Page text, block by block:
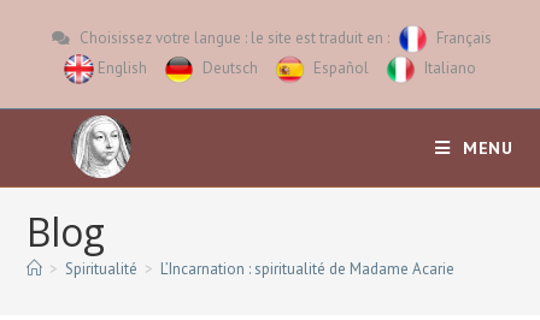
Choisissez votre langue : le site est traduit en :
Français
English
Deutsch Español Italiano
MENU
Blog
> Spiritualité > L’Incarnation : spiritualité de Madame Acarie